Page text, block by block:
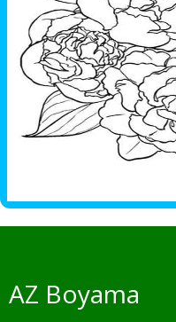
AZ Boyama